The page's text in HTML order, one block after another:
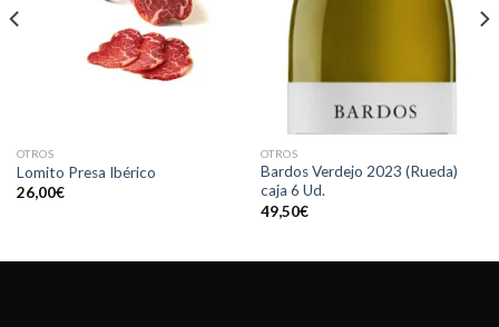
OTROS
Lomito Presa Ibérico
26,00€
OTROS
Bardos Verdejo 2023 (Rueda)
caja 6 Ud.
49,50€